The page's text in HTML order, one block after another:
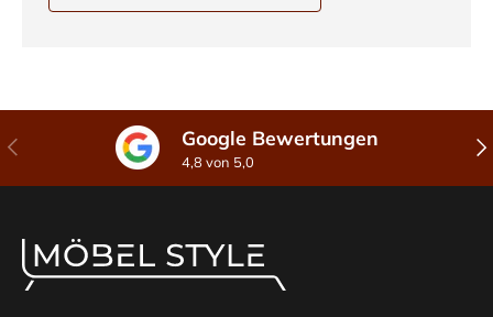
Vorherige Google Bewertungen
4,8 von 5,0